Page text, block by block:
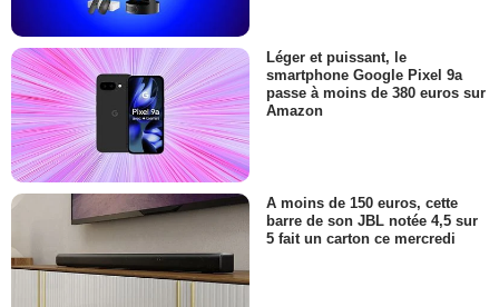
Léger et puissant, le
smartphone Google Pixel 9a
passe à moins de 380 euros sur
Amazon
A moins de 150 euros, cette
barre de son JBL notée 4,5 sur
5 fait un carton ce mercredi